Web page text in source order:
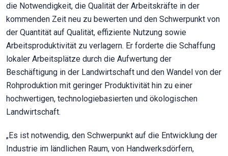
die Notwendigkeit, die Qualität der Arbeitskräfte in der
kommenden Zeit neu zu bewerten und den Schwerpunkt von
der Quantität auf Qualität, effiziente Nutzung sowie
Arbeitsproduktivität zu verlagern. Er forderte die Schaffung
lokaler Arbeitsplätze durch die Aufwertung der
Beschäftigung in der Landwirtschaft und den Wandel von der
Rohproduktion mit geringer Produktivität hin zu einer
hochwertigen, technologiebasierten und ökologischen
Landwirtschaft.
„Es ist notwendig, den Schwerpunkt auf die Entwicklung der
Industrie im ländlichen Raum, von Handwerksdörfern,